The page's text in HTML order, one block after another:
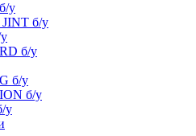
у
JINT б/у
б/у
б/у
б/у
у